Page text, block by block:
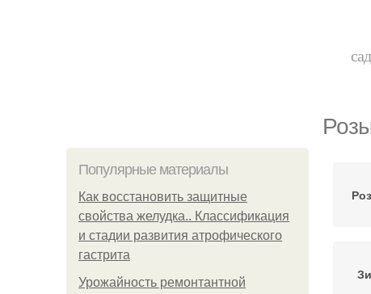
Популярные материалы
Как восстановить защитные
свойства желудка.. Классификация
и стадии развития атрофического
гастрита
Урожайность ремонтантной